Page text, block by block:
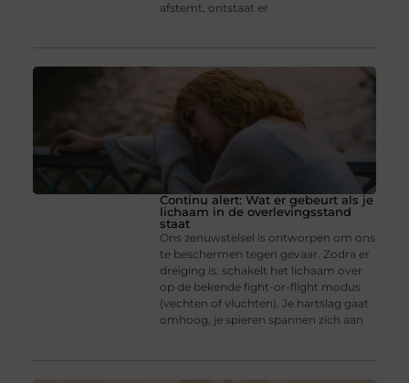
afstemt, ontstaat er
Continu alert: Wat er gebeurt als je
lichaam in de overlevingsstand
staat
Ons zenuwstelsel is ontworpen om ons
te beschermen tegen gevaar. Zodra er
dreiging is, schakelt het lichaam over
op de bekende fight-or-flight modus
(vechten of vluchten). Je hartslag gaat
omhoog, je spieren spannen zich aan